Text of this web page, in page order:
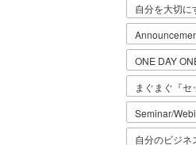
自分を大切に
ONE DAY
まぐまぐ『セ
Seminar/
自分のビジネ